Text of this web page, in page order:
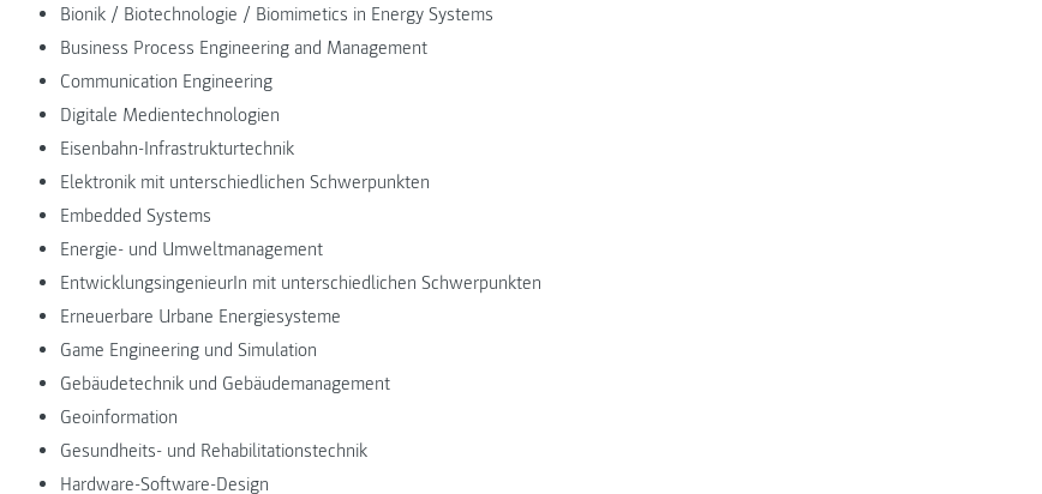
Bionik / Biotechnologie / Biomimetics in Energy Systems
Business Process Engineering and Management
Communication Engineering
Digitale Medientechnologien
Eisenbahn-Infrastrukturtechnik
Elektronik mit unterschiedlichen Schwerpunkten
Embedded Systems
Energie- und Umweltmanagement
EntwicklungsingenieurIn mit unterschiedlichen Schwerpunkten
Erneuerbare Urbane Energiesysteme
Game Engineering und Simulation
Gebäudetechnik und Gebäudemanagement
Geoinformation
Gesundheits- und Rehabilitationstechnik
Hardware-Software-Design